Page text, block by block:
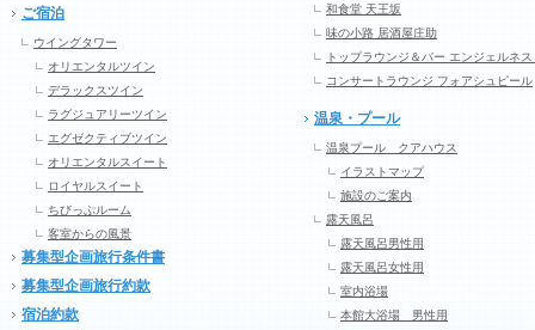
ご宿泊
ウイングタワー
オリエンタルツイン
デラックスツイン
ラグジュアリーツイン
エグゼクティブツイン
オリエンタルスイート
ロイヤルスイート
ちびっぷルーム
客室からの風景
募集型企画旅行条件書
募集型企画旅行約款
宿泊約款
和食堂 天王坂
味の小路 居酒屋庄助
トップラウンジ＆バー エンジェルネス
コンサートラウンジ フォアシュピール
温泉・プール
温泉プール クアハウス
イラストマップ
施設のご案内
露天風呂
露天風呂男性用
露天風呂女性用
室内浴場
本館大浴場 男性用